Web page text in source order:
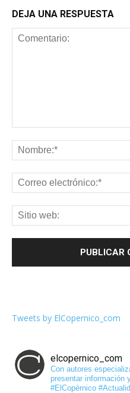
DEJA UNA RESPUESTA
Tweets by ElCopernico_com
elcopernico_com
Con autores
presentar información
#ElCopérnico